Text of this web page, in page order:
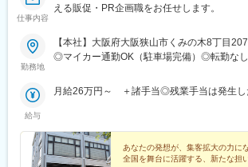
仕事内容
える販促・PR企画職をお任せします。
勤務地
【本社】大阪府大阪狭山市くみの木8丁目
◎マイカー通勤OK（駐車場完備）◎転勤な
給与
月給26万円～ ＋諸手当◎残業手当は発生し
あなたの発想が、集客拡大の力にな
全国を舞台に活躍する、新たな担